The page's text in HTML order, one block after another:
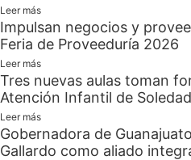
Leer más
Impulsan negocios y
Feria de Proveeduría 2026
Leer más
Tres nuevas aulas toman
Atención Infantil de Soledad
Leer más
Gobernadora de
Gallardo como aliado